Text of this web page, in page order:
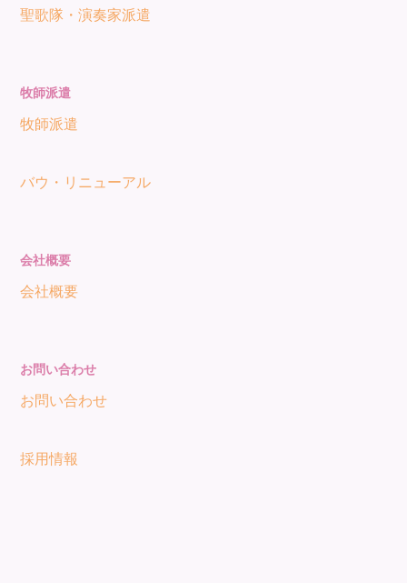
聖歌隊・演奏家派遣
牧師派遣
牧師派遣
バウ・リニューアル
会社概要
会社概要
お問い合わせ
お問い合わせ
採用情報